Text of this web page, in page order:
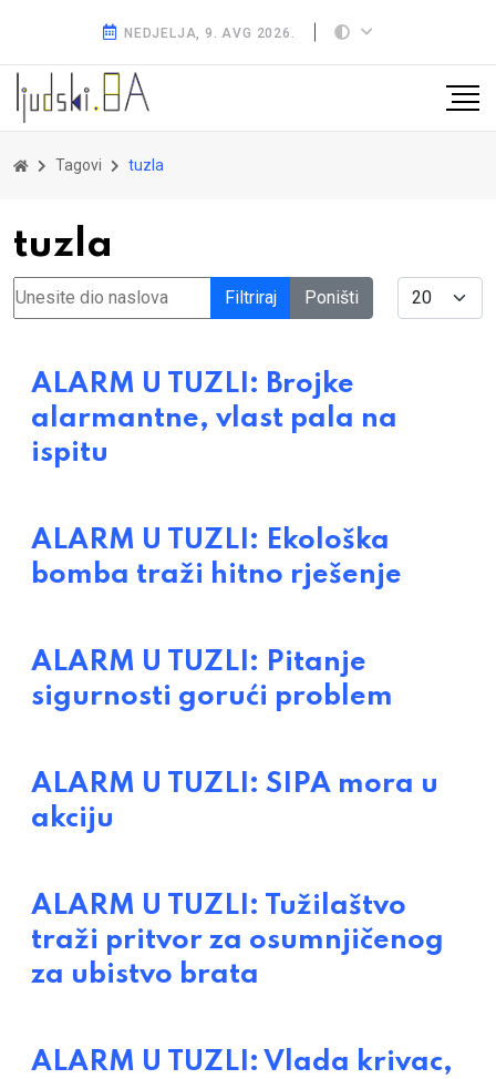
NEDJELJA, 9. AVG 2026.
Tagovi tuzla
tuzla
Unesite dio naslova Filtriraj Poništi Display #
ALARM U TUZLI: Brojke
alarmantne, vlast pala na
ispitu
ALARM U TUZLI: Ekološka
bomba traži hitno rješenje
ALARM U TUZLI: Pitanje
sigurnosti gorući problem
ALARM U TUZLI: SIPA mora u
akciju
ALARM U TUZLI: Tužilaštvo
traži pritvor za osumnjičenog
za ubistvo brata
ALARM U TUZLI: Vlada krivac,